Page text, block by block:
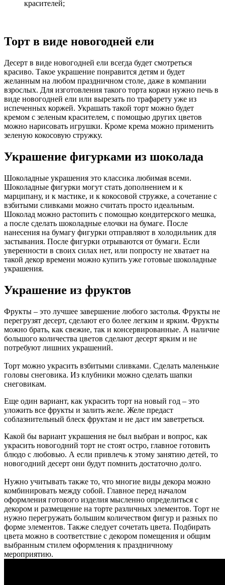
красителей;
Торт в виде новогодней ели
Десерт в виде новогодней ели всегда будет смотреться
красиво. Такое украшение понравится детям и будет
желанным на любом праздничном столе, даже в компании
взрослых. Для изготовления такого торта коржи нужно печь в
виде новогодней ели или вырезать по трафарету уже из
испеченных коржей. Украшать такой торт можно будет
кремом с зеленым красителем, с помощью других цветов
можно нарисовать игрушки. Кроме крема можно применить
зеленую кокосовую стружку.
Украшение фигурками из шоколада
Шоколадные украшения это классика любимая всеми.
Шоколадные фигурки могут стать дополнением и к
марципану, и к мастике, и к кокосовой стружке, а сочетание с
взбитыми сливками можно считать просто идеальным.
Шоколад можно растопить с помощью кондитерского мешка,
а после сделать шоколадные елочки на бумаге. После
нанесения на бумагу фигурки отправляют в холодильник для
застывания. После фигурки отрываются от бумаги. Если
уверенности в своих силах нет, или попросту не хватает на
такой декор времени можно купить уже готовые шоколадные
украшения.
Украшение из фруктов
Фрукты – это лучшее завершение любого застолья. Фрукты не
перегрузят десерт, сделают его более легким и ярким. Фрукты
можно брать, как свежие, так и консервированные. А наличие
большого количества цветов сделают десерт ярким и не
потребуют лишних украшений.
Торт можно украсить взбитыми сливками. Сделать маленькие
головы снеговика. Из клубники можно сделать шапки
снеговикам.
Еще один вариант, как украсить торт на новый год – это
уложить все фрукты и залить желе. Желе предаст
соблазнительный блеск фруктам и не даст им заветреться.
Какой бы вариант украшения не был выбран и вопрос, как
украсить новогодний торт не стоят остро, главное готовить
блюдо с любовью. А если привлечь к этому занятию детей, то
новогодний десерт они будут помнить достаточно долго.
Нужно учитывать также то, что многие виды декора можно
комбинировать между собой. Главное перед началом
оформления готового изделия мысленно определиться с
декором и размещение на торте различных элементов. Торт не
нужно перегружать большим количеством фигур и разных по
форме элементов. Также следует сочетать цвета. Подбирать
цвета можно в соответствие с декором помещения и общим
выбранным стилем оформления к праздничному
мероприятию.